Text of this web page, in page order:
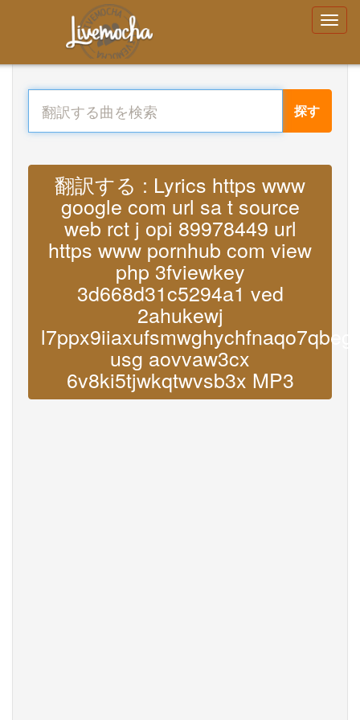
探す
翻訳する : Lyrics https www
google com url sa t source
web rct j opi 89978449 url
https www pornhub com view
php 3fviewkey
3d668d31c5294a1 ved
2ahukewj
usg aovvaw3cx
6v8ki5tjwkqtwvsb3x MP3